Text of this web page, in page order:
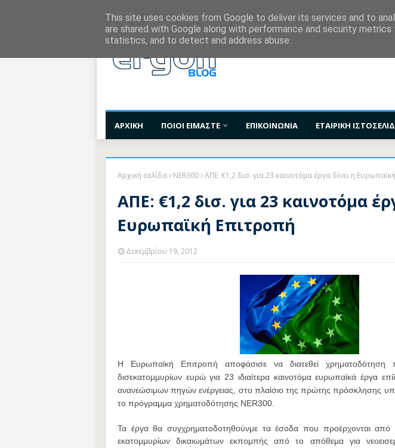
ΑΡΧΙΚΗ ΠΟΙΟΙ ΕΙΜΑΣΤΕ ΕΠΙΚΟΙΝΩΝΙΑ ΕΤΑΙΡΙΚΗ
Αρχική σελίδα NER300 ΑΠΕ: €1,2 δισ. για 23 καινοτόμα έργα δίνει η
ΑΠΕ: €1,2 δισ. για 23 καινοτόμα
Ευρωπαϊκή Επιτροπή
Δεκεμβρίου 19, 2012
Η Ευρωπαϊκή Επιτροπή αποφάσισε να διατεθεί
δισεκατομμυρίων ευρώ για 23 ιδιαίτερα καινοτόμα ευρωπαϊκά έργα
ανανεώσιμων πηγών ενέργειας, στο πλαίσιο της πρώτης πρόσκλησης
το πρόγραμμα χρηματοδότησης NER300.
Τα έργα θα συγχρηματοδοτηθούνμε τα έσοδα που προέρχονται
εκατομμυρίων δικαιωμάτων εκπομπής από το απόθεμα για
This site uses cookies from Google to deliver its services and to
are shared with Google along with performance and security
statistics, and to detect and address abuse.